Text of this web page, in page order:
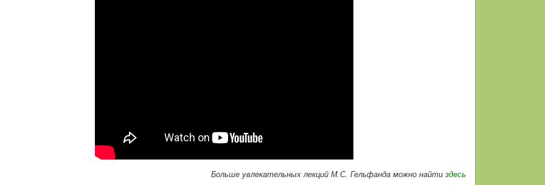
Больше увлекательных лекций М.С. Гельфанда можно найти здесь